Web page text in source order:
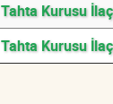
Kurusu
Kurusu